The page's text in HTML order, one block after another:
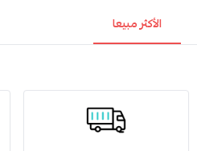
الأكثر مبيعا